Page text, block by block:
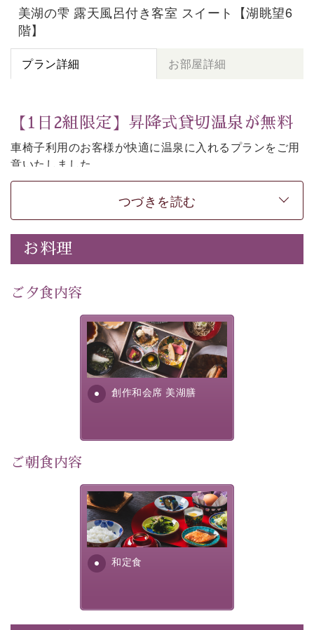
美湖の雫 露天風呂付き客室 スイート【湖眺望6
階】
プラン詳細 お部屋詳細
【1日2組限定】昇降式貸切温泉が無料
車椅子利用のお客様が快適に温泉に入れるプランをご用
意いたしました。
当館の「車椅子で入れるバリアフリー貸切温泉」を60分
無料でご利用いただけます。
湯船の床が昇降式になっている為、専用の車椅子に乗っ
たまま温泉のご入浴をお愉しみいただけます。
※こちらのプランは車椅子利用のお客様及びそのお連れ
※ご入浴にはお連れ様の付き添いが必要です。
※当館には段差などを無くし、電動ベッドを備えたユニ
バーサルデザインタイプの客室「美湖の雫 露天風呂付き
客室」のご用意もございます。
※その他のお部屋でもこちらのプランをご利用いただけ
ますが、ユニバーサルデザインタイプ以外の客室には段
差などがあることをご了承の上、ご予約ください。
す。予めご了承ください。
※こちらのプランの販売期間は宿泊日の1週間前までで
-----------【安心への取り組み】----------
個室料亭、貸切風呂のご利用が可能な上、 安心安全にご
滞在いただけるよう
----------------------------------------------
つづきを読む
お料理
ご夕食内容
創作和会席 美湖膳
美湖膳とは諏訪の地で特別を
提供する為に料理長・神原 裕
明が考え出した創作和会席で
す。美しい諏訪湖の幸...
ご朝食内容
和定食
さっぱりとした和食膳に使わ
れる食材は、諏訪の名産品を
ふんだんに取り入れ、安心・
安全を心掛けた長野県産...